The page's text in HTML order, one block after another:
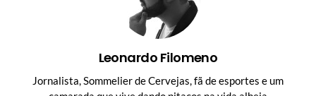
Leonardo Filomeno
Jornalista, Sommelier de Cervejas, fã de esportes e um